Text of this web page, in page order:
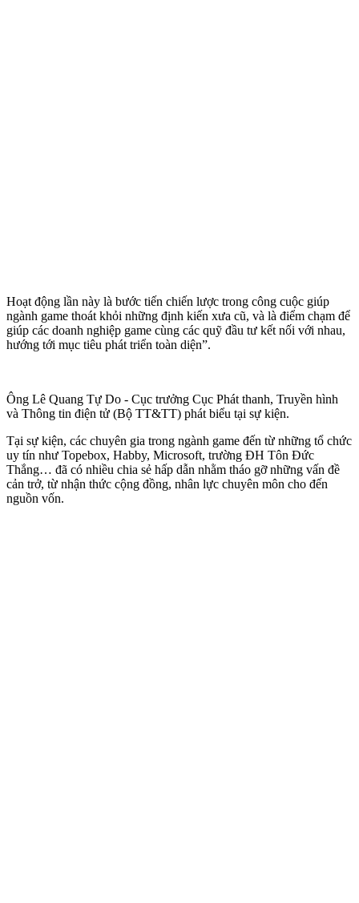
Hoạt động lần này là bước tiến chiến lược trong công cuộc giúp
ngành game thoát khỏi những định kiến xưa cũ, và là điểm chạm để
giúp các doanh nghiệp game cùng các quỹ đầu tư kết nối với nhau,
hướng tới mục tiêu phát triển toàn diện”.
Ông Lê Quang Tự Do - Cục trưởng Cục Phát thanh, Truyền hình
và Thông tin điện tử (Bộ TT&TT) phát biểu tại sự kiện.
Tại sự kiện, các chuyên gia trong ngành game đến từ những tổ chức
uy tín như Topebox, Habby, Microsoft, trường ĐH Tôn Đức
Thắng… đã có nhiều chia sẻ hấp dẫn nhằm tháo gỡ những vấn đề
cản trở, từ nhận thức cộng đồng, nhân lực chuyên môn cho đến
nguồn vốn.